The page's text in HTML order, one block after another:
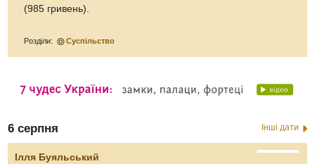
(985 гривень).
Розділи: Суспільство
6 серпня Інші дати
Ілля Буяльський